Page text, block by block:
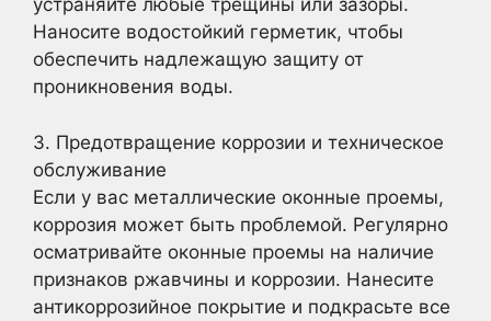
устраняйте любые трещины или зазоры.
Наносите водостойкий герметик, чтобы
обеспечить надлежащую защиту от
проникновения воды.
3. Предотвращение коррозии и техническое
обслуживание
Если у вас металлические оконные проемы,
коррозия может быть проблемой. Регулярно
осматривайте оконные проемы на наличие
признаков ржавчины и коррозии. Нанесите
антикоррозийное покрытие и подкрасьте все